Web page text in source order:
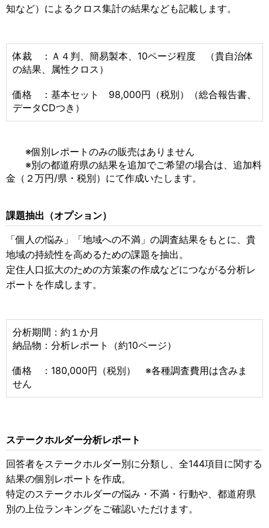
知など）によるクロス集計の結果なども記載します。
体裁 ：Ａ４判、簡易製本、10ページ程度 （貴自治体
の結果、属性クロス）
価格 ：基本セット 98,000円（税別）（総合報告書、
データCDつき）
※個別レポートのみの販売はありません
※別の都道府県の結果を追加でご希望の場合は、追加料
金（２万円/県・税別）にて作成いたします。
課題抽出（オプション）
「個人の悩み」「地域への不満」の調査結果をもとに、貴
地域の持続性を高めるための課題を抽出。
定住人口拡大のための方策案の作成などにつながる分析レ
ポートを作成します。
分析期間：約１か月
納品物：分析レポート（約10ページ）
価格 ：180,000円（税別） ※各種調査費用は含みま
せん
ステークホルダー分析レポート
回答者をステークホルダー別に分類し、全144項目に関する
結果の個別レポートを作成。
特定のステークホルダーの悩み・不満・行動や、都道府県
別の上位ランキングをご確認いただけます。